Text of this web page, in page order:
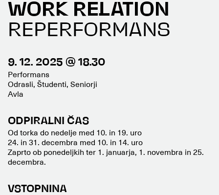
WORK RELATION
REPERFORMANS
9. 12. 2025 @ 18.30
Performans
Odrasli, Študenti, Seniorji
Avla
ODPIRALNI ČAS
Od torka do nedelje med 10. in 19. uro
24. in 31. decembra med 10. in 14. uro
Zaprto ob ponedeljkih ter 1. januarja, 1. novembra in 25.
decembra.
VSTOPNINA